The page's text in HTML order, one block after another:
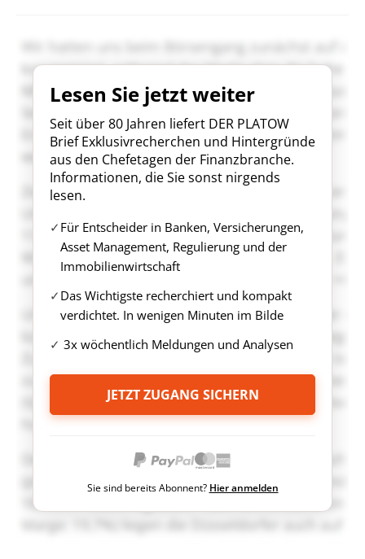
Lesen Sie jetzt weiter
Seit über 80 Jahren liefert DER PLATOW
Brief Exklusivrecherchen und Hintergründe
aus den Chefetagen der Finanzbranche.
Informationen, die Sie sonst nirgends
lesen.
Für Entscheider in Banken, Versicherungen,
Asset Management, Regulierung und der
Immobilienwirtschaft
Das Wichtigste recherchiert und kompakt
verdichtet. In wenigen Minuten im Bilde
3x wöchentlich Meldungen und Analysen
JETZT ZUGANG SICHERN
Sie sind bereits Abonnent? Hier anmelden